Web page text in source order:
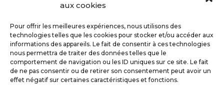
aux cookies
Pour offrir les meilleures expériences, nous utilisons des
technologies telles que les cookies pour stocker et/ou accéder aux
informations des appareils. Le fait de consentir à ces technologies
nous permettra de traiter des données telles que le
comportement de navigation ou les ID uniques sur ce site. Le fait
de ne pas consentir ou de retirer son consentement peut avoir un
effet négatif sur certaines caractéristiques et fonctions.
INFOS LÉGALES
Conditions générales de vente
Politique de confidentialité
Mentions légales